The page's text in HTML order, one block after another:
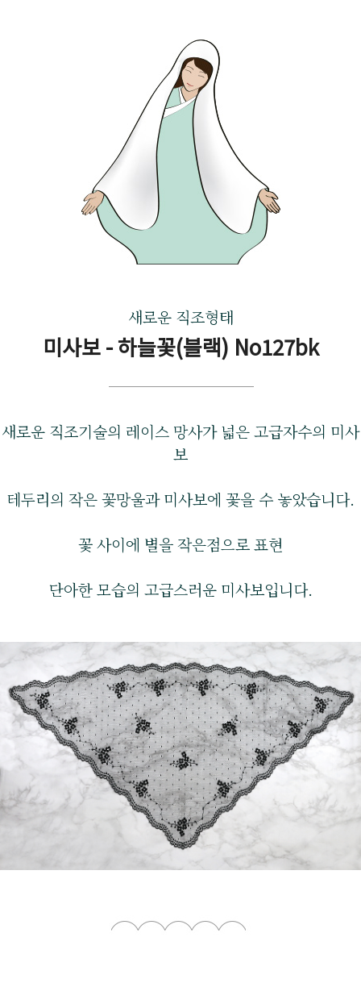
새로운 직조형태
미사보 - 하늘꽃(블랙) No127bk
새로운 직조기술의 레이스 망사가 넓은 고급자수의 미사
보
테두리의 작은 꽃망울과 미사보에 꽃을 수 놓았습니다.
꽃 사이에 별을 작은점으로 표현
단아한 모습의 고급스러운 미사보입니다.